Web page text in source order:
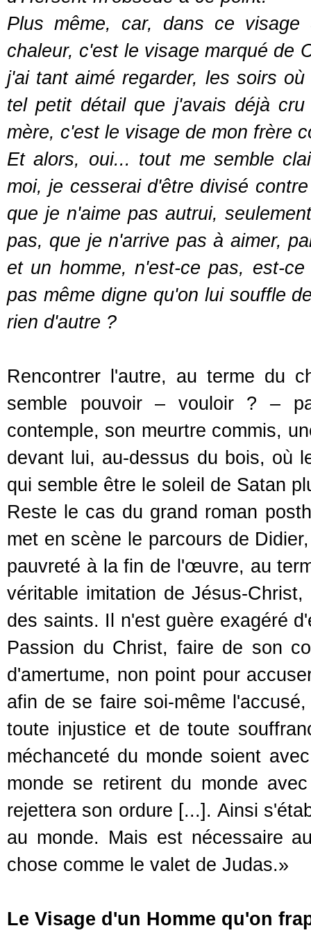
Plus même, car, dans ce
chaleur, c'est le visage marqué de
j'ai tant aimé regarder, les soirs
tel petit détail que j'avais déjà
mère, c'est le visage de mon frère
Et alors, oui... tout me semble
moi, je cesserai d'être divisé
que je n'aime pas autrui,
pas, que je n'arrive pas à aimer,
et un homme, n'est-ce pas, est-
pas même digne qu'on lui souffle
rien d'autre ?
Rencontrer l'autre, au terme du
semble pouvoir – vouloir ? –
contemple, son meurtre commis,
devant lui, au-dessus du bois, où
qui semble être le soleil de Satan
Reste le cas du grand roman
met en scène le parcours de
pauvreté à la fin de l'œuvre, au
véritable imitation de Jésus-
des saints. Il n'est guère exagéré
Passion du Christ, faire de son
d'amertume, non point pour
afin de se faire soi-même
toute injustice et de toute
méchanceté du monde soient
monde se retirent du monde
rejettera son ordure [...]. Ainsi
au monde. Mais est nécessaire
chose comme le valet de Judas.»
Le Visage d'un Homme qu'on